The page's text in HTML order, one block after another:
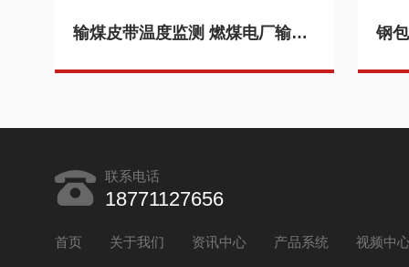
输煤皮带温度监测 燃煤电厂输送带远程监控 起火监测红外系统 产品关键词:火电厂输煤皮带检测;输煤皮带温度监测
联系电话
18771127656
首页 关于我们 资讯中心 产品系统 视频中